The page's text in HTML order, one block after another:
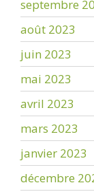
septembre
août 2023
juin 2023
mai 2023
avril 2023
mars 2023
janvier 2023
décembre